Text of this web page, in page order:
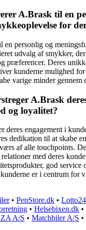
A.Brask til en
for
en personlig og
udvalg af smykker,
præferencer. Deres
kunderne mulighed
varige minder gennem
A.Brask
og loyalitet?
deres engagement i
dedikation til at skabe
af alle touchpoints.
med deres
god service
er i centrum for
• PenStore.dk •
• Helsebixen.dk •
A/S • Matchbiler A/S •